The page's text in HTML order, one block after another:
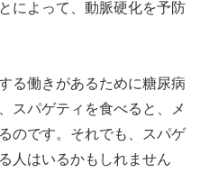
によって、動脈硬化を予防
る働きがあるために糖尿病
スパゲティを食べると、メ
のです。それでも、スパゲ
人はいるかもしれません